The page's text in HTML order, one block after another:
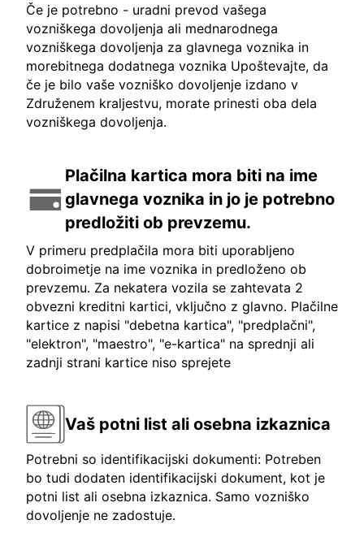
Če je potrebno - uradni prevod vašega
vozniškega dovoljenja ali mednarodnega
vozniškega dovoljenja za glavnega voznika in
morebitnega dodatnega voznika Upoštevajte, da
če je bilo vaše vozniško dovoljenje izdano v
Združenem kraljestvu, morate prinesti oba dela
vozniškega dovoljenja.
Plačilna kartica mora biti na ime
glavnega voznika in jo je potrebno
predložiti ob prevzemu.
V primeru predplačila mora biti uporabljeno
dobroimetje na ime voznika in predloženo ob
prevzemu. Za nekatera vozila se zahtevata 2
obvezni kreditni kartici, vključno z glavno. Plačilne
kartice z napisi "debetna kartica", "predplačni",
"elektron", "maestro", "e-kartica" na sprednji ali
zadnji strani kartice niso sprejete
Vaš potni list ali osebna izkaznica
Potrebni so identifikacijski dokumenti: Potreben
bo tudi dodaten identifikacijski dokument, kot je
potni list ali osebna izkaznica. Samo vozniško
dovoljenje ne zadostuje.